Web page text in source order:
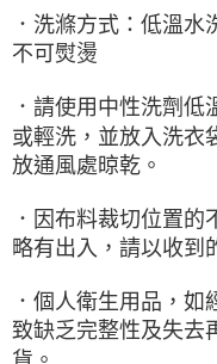
．洗滌方式：低溫
不可熨燙
．請使用中性洗劑
或輕洗，並放入洗衣
放通風處晾乾。
．因布料裁切位置
略有出入，請以收到
．個人衛生用品，
致缺乏完整性及失去